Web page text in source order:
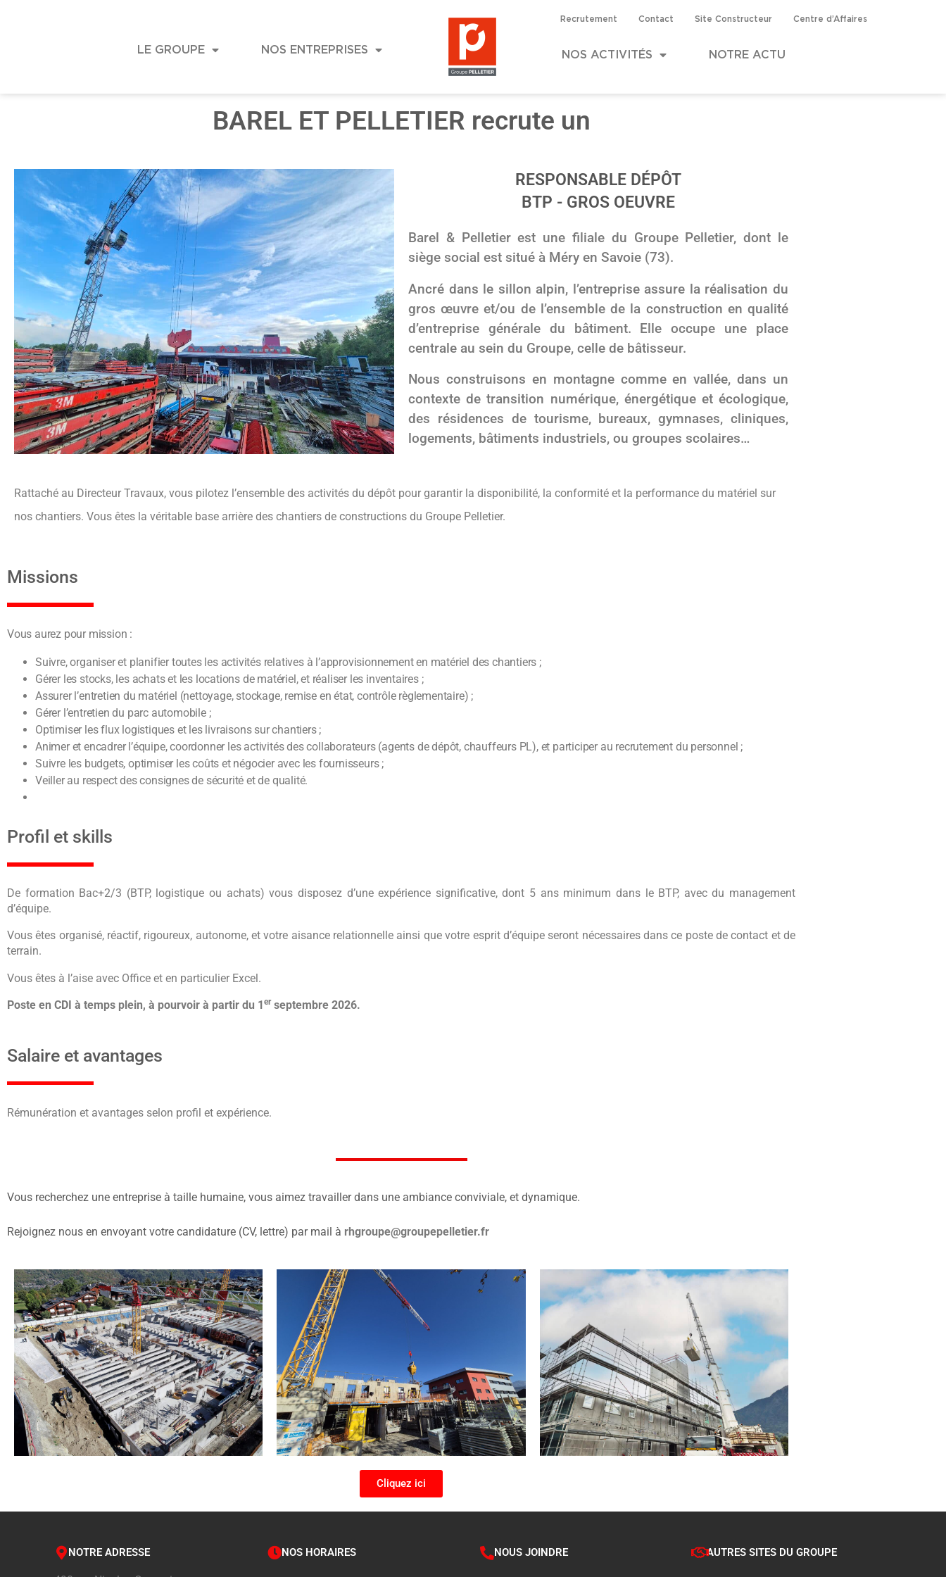
LE GROUPE NOS ENTREPRISES
Recrutement Contact Site Constructeur Centre d’Affaires
NOS ACTIVITÉS NOTRE ACTU
BAREL ET PELLETIER recrute un
RESPONSABLE DÉPÔT
BTP - GROS OEUVRE
Barel & Pelletier est une filiale du Groupe Pelletier, dont le
siège social est situé à Méry en Savoie (73).
Ancré dans le sillon alpin, l’entreprise assure la réalisation du
gros œuvre et/ou de l’ensemble de la construction en qualité
d’entreprise générale du bâtiment. Elle occupe une place
centrale au sein du Groupe, celle de bâtisseur.
Nous construisons en montagne comme en vallée, dans un
contexte de transition numérique, énergétique et écologique,
des résidences de tourisme, bureaux, gymnases, cliniques,
logements, bâtiments industriels, ou groupes scolaires…
Rattaché au Directeur Travaux, vous pilotez l’ensemble des activités du dépôt pour garantir la disponibilité, la conformité et la performance du matériel sur
nos chantiers. Vous êtes la véritable base arrière des chantiers de constructions du Groupe Pelletier.
Missions
Vous aurez pour mission :
Suivre, organiser et planifier toutes les activités relatives à l’approvisionnement en matériel des chantiers ;
Gérer les stocks, les achats et les locations de matériel, et réaliser les inventaires ;
Assurer l’entretien du matériel (nettoyage, stockage, remise en état, contrôle règlementaire) ;
Gérer l’entretien du parc automobile ;
Optimiser les flux logistiques et les livraisons sur chantiers ;
Animer et encadrer l’équipe, coordonner les activités des collaborateurs (agents de dépôt, chauffeurs PL), et participer au recrutement du personnel ;
Suivre les budgets, optimiser les coûts et négocier avec les fournisseurs ;
Veiller au respect des consignes de sécurité et de qualité.
Profil et skills
De formation Bac+2/3 (BTP, logistique ou achats) vous disposez d’une expérience significative, dont 5 ans minimum dans le BTP, avec du management
d’équipe.
Vous êtes organisé, réactif, rigoureux, autonome, et votre aisance relationnelle ainsi que votre esprit d’équipe seront nécessaires dans ce poste de contact et de
terrain.
Vous êtes à l’aise avec Office et en particulier Excel.
Poste en CDI à temps plein, à pourvoir à partir du 1erseptembre 2026.
Salaire et avantages
Rémunération et avantages selon profil et expérience.
Vous recherchez une entreprise à taille humaine, vous aimez travailler dans une ambiance conviviale, et dynamique.
Rejoignez nous en envoyant votre candidature (CV, lettre) par mail à rhgroupe@groupepelletier.fr
Cliquez ici
NOTRE ADRESSE NOS HORAIRES NOUS JOINDRE AUTRES SITES DU GROUPE